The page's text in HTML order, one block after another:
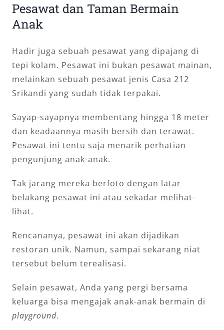
Pesawat dan Taman Bermain
Anak
Hadir juga sebuah pesawat yang dipajang di
tepi kolam. Pesawat ini bukan pesawat mainan,
melainkan sebuah pesawat jenis Casa 212
Srikandi yang sudah tidak terpakai.
Sayap-sayapnya membentang hingga 18 meter
dan keadaannya masih bersih dan terawat.
Pesawat ini tentu saja menarik perhatian
pengunjung anak-anak.
Tak jarang mereka berfoto dengan latar
belakang pesawat ini atau sekadar melihat-
lihat.
Rencananya, pesawat ini akan dijadikan
restoran unik. Namun, sampai sekarang niat
tersebut belum terealisasi.
Selain pesawat, Anda yang pergi bersama
keluarga bisa mengajak anak-anak bermain di
playground.